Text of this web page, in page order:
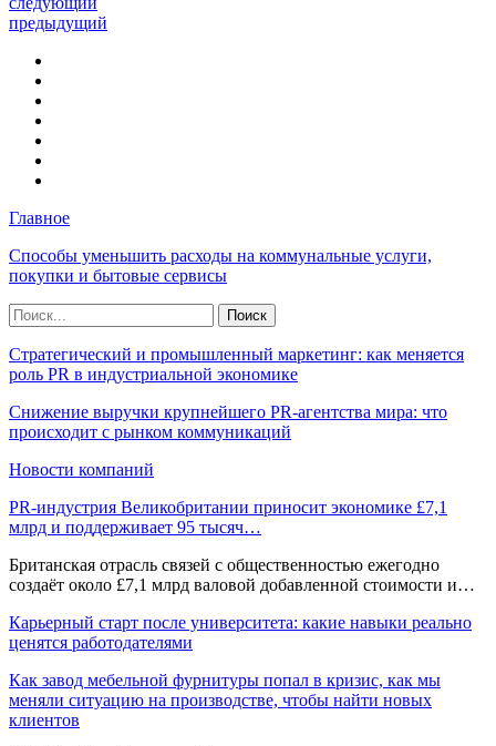
предыдущий
Главное
Способы уменьшить расходы на коммунальные услуги,
покупки и бытовые сервисы
Стратегический и промышленный маркетинг: как меняется
роль PR в индустриальной экономике
Снижение выручки крупнейшего PR-агентства мира: что
происходит с рынком коммуникаций
Новости компаний
PR-индустрия Великобритании приносит экономике £7,1
млрд и поддерживает 95 тысяч…
Британская отрасль связей с общественностью ежегодно
создаёт около £7,1 млрд валовой добавленной стоимости и…
Карьерный старт после университета: какие навыки реально
ценятся работодателями
Как завод мебельной фурнитуры попал в кризис, как мы
меняли ситуацию на производстве, чтобы найти новых
клиентов